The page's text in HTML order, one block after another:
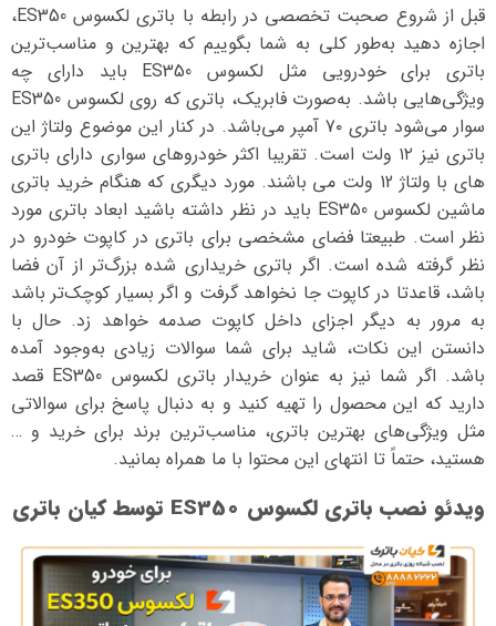
قبل از شروع صحبت تخصصی در رابطه با باتری لکسوس ES350،
اجازه دهید به‌طور کلی به شما بگوییم که بهترین و مناسب‌ترین
باتری برای خودرویی مثل لکسوس ES350 باید دارای چه
ویژگی‌هایی باشد. به‌صورت فابریک، باتری که روی لکسوس ES350
سوار می‌شود باتری 7۰ آمپر می‌باشد. در کنار این موضوع ولتاژ این
باتری نیز ۱۲ ولت است. تقریبا اکثر خودروهای سواری دارای باتری
های با ولتاژ 12 ولت می باشند. مورد دیگری که هنگام خرید باتری
ماشین لکسوس ES350 باید در نظر داشته باشید ابعاد باتری مورد
نظر است. طبیعتا فضای مشخصی برای باتری در کاپوت خودرو در
نظر گرفته شده است. اگر باتری خریداری شده بزرگ‌تر از آن فضا
باشد، قاعدتا در کاپوت جا نخواهد گرفت و اگر بسیار کوچک‌تر باشد
به مرور به دیگر اجزای داخل کاپوت صدمه خواهد زد. حال با
دانستن این نکات، شاید برای شما سوالات زیادی به‌وجود آمده
باشد. اگر شما نیز به عنوان خریدار باتری لکسوس ES350 قصد
دارید که این محصول را تهیه کنید و به دنبال پاسخ برای سوالاتی
مثل ویژگی‌های بهترین باتری، مناسب‌ترین برند برای خرید و …
هستید، حتماً تا انتهای این محتوا با ما همراه بمانید.
ویدئو نصب باتری لکسوس ES350 توسط کیان باتری
نمایشگر
ویدیو